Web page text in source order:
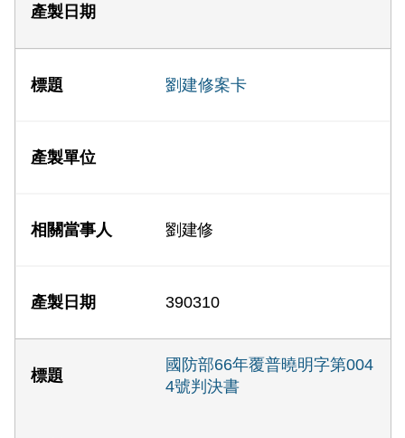
劉建修案卡
劉建修
390310
國防部66年覆普曉明字第004
4號判決書